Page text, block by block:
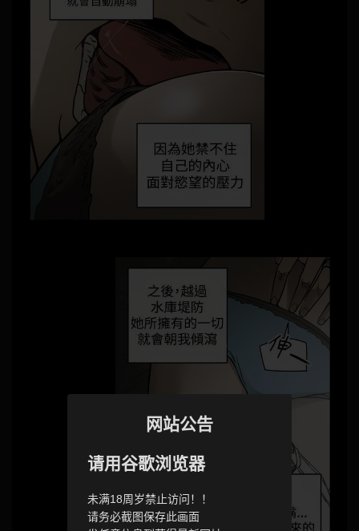
网站公告
请用谷歌浏览器
未满18周岁禁止访问！！
请务必截图保存此画面